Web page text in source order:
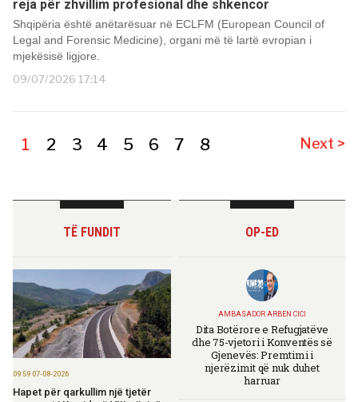
reja për zhvillim profesional dhe shkencor
Shqipëria është anëtarësuar në ECLFM (European Council of
Legal and Forensic Medicine), organi më të lartë evropian i
mjekësisë ligjore.
09/07/2026 17:14
1 2 3 4 5 6 7 8 Next >
TË FUNDIT
09:59 07-08-2026
Hapet për qarkullim një tjetër
OP-ED
AMBASADOR ARBEN CICI
Dita Botërore e Refugjatëve
dhe 75-vjetori i Konventës së
Gjenevës: Premtimi i
njerëzimit që nuk duhet
harruar